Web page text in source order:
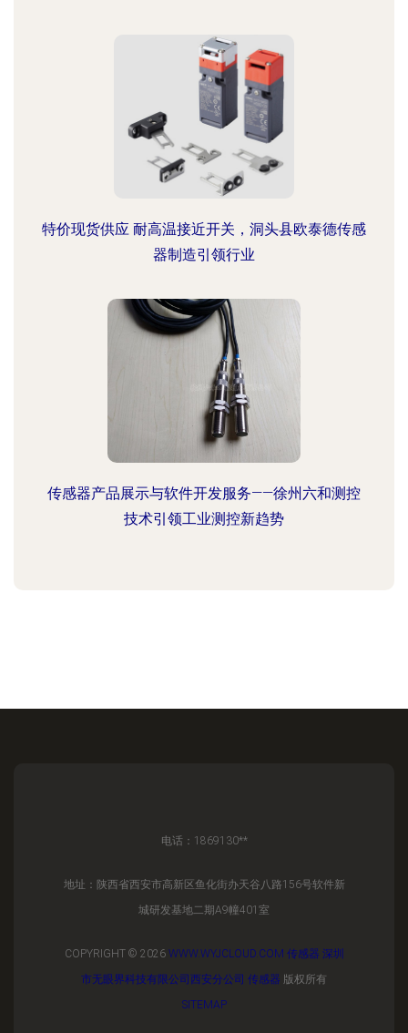
特价现货供应 耐高温接近开关，洞头县欧泰德传感
器制造引领行业
传感器产品展示与软件开发服务——徐州六和测控
技术引领工业测控新趋势
电话：1869130**
地址：陕西省西安市高新区鱼化街办天谷八路156号软件新
城研发基地二期A9幢401室
COPYRIGHT © 2026 WWW.WYJCLOUD.COM 传感器 深圳
市无眼界科技有限公司西安分公司 传感器 版权所有
SITEMAP